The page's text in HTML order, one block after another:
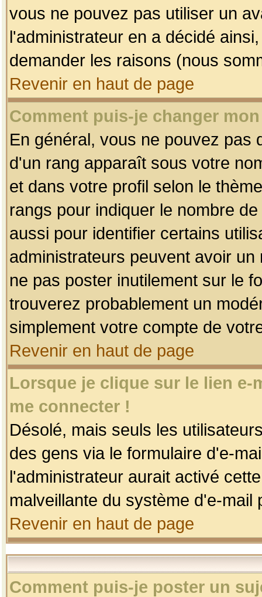
vous ne pouvez pas utiliser un
l'administrateur en a décidé
demander les raisons (nous
Revenir en haut de page
Comment puis-je changer
En général, vous ne pouvez pas
d'un rang apparaît sous votre
et dans votre profil selon le
rangs pour indiquer le nombre
aussi pour identifier certains
administrateurs peuvent avoir
ne pas poster inutilement sur le
trouverez probablement un
simplement votre compte de
Revenir en haut de page
Lorsque je clique sur le lien
me connecter !
Désolé, mais seuls les
des gens via le formulaire d'e-
l'administrateur aurait activé
malveillante du système d'e-
Revenir en haut de page
Comment puis-je poster un